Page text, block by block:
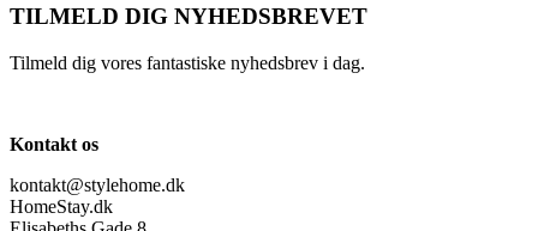
TILMELD DIG NYHEDSBREVET
Tilmeld dig vores fantastiske nyhedsbrev i dag.
Kontakt os
kontakt@stylehome.dk
HomeStay.dk